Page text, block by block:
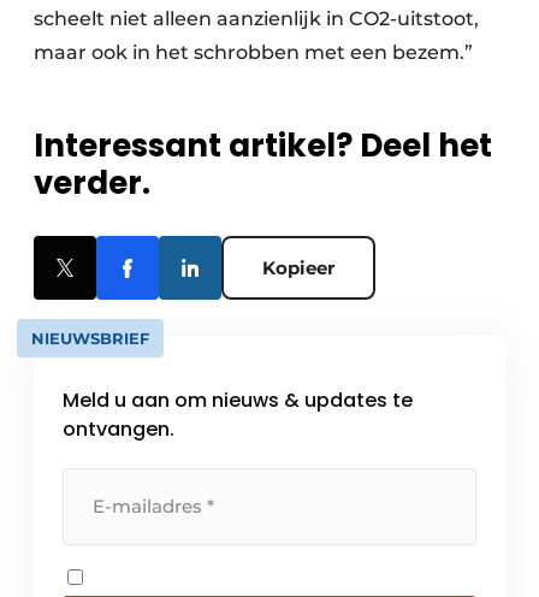
scheelt niet alleen aanzienlijk in CO2-uitstoot,
maar ook in het schrobben met een bezem.”
Interessant artikel? Deel het
verder.
Kopieer
NIEUWSBRIEF
Meld u aan om nieuws & updates te
ontvangen.